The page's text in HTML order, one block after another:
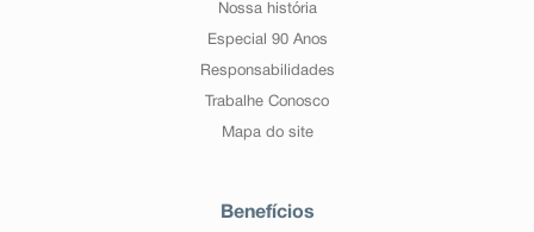
Nossa história
Especial 90 Anos
Responsabilidades
Trabalhe Conosco
Mapa do site
Benefícios